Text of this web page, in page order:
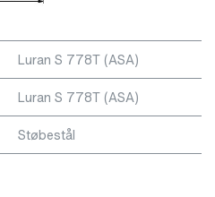
Luran S 778T (ASA)
Luran S 778T (ASA)
Støbestål